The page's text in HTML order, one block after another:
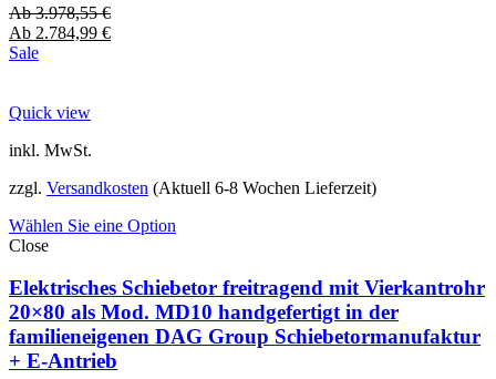
Ab3.978,55€
Ab 2.784,99 €
Sale
Quick view
inkl. MwSt.
zzgl. Versandkosten (Aktuell 6-8 Wochen Lieferzeit)
Wählen Sie eine Option
Close
Elektrisches Schiebetor freitragend mit Vierkantrohr
20×80 als Mod. MD10 handgefertigt in der
familieneigenen DAG Group Schiebetormanufaktur
+ E-Antrieb